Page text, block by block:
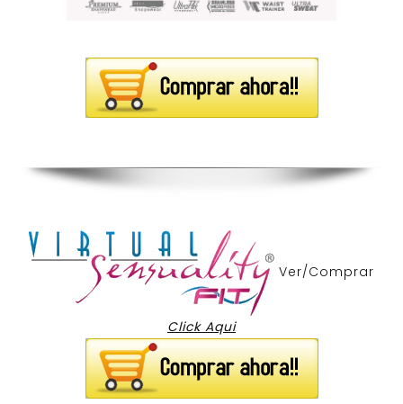
Ver/Comprar
Click Aqui